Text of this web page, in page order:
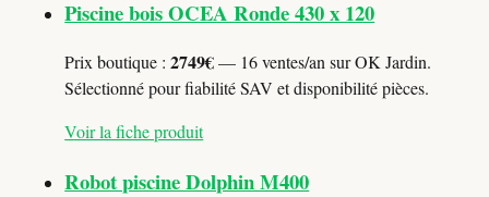
Piscine bois OCEA Ronde 430 x 120
Prix boutique :2749€— 16 ventes/an sur OK Jardin.
Sélectionné pour fiabilité SAV et disponibilité pièces.
Voir la fiche produit
Robot piscine Dolphin M400